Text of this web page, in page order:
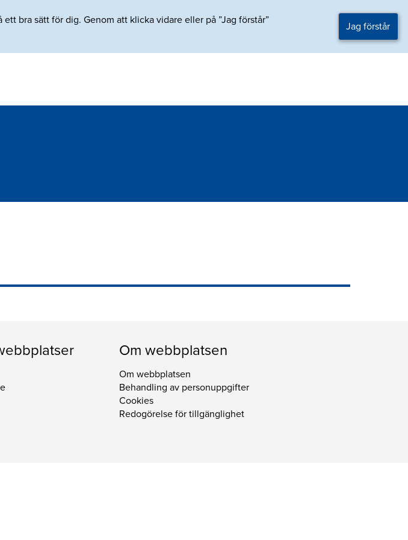
bra sätt för dig. Genom att klicka vidare eller på ”Jag förstår”
Jag förstår
Om webbplatsen
Om webbplatsen
Behandling av personuppgifter
Cookies
Redogörelse för tillgänglighet